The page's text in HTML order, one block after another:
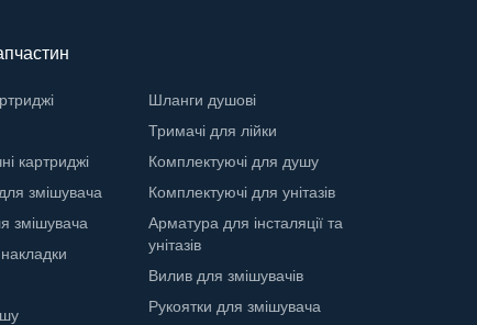
картриджі
змішувача
змішувача
Шланги душові
Тримачі для лійки
Комплектуючі для душу
Комплектуючі для унітазів
Арматура для інсталяції та
унітазів
Вилив для змішувачів
Рукоятки для змішувача